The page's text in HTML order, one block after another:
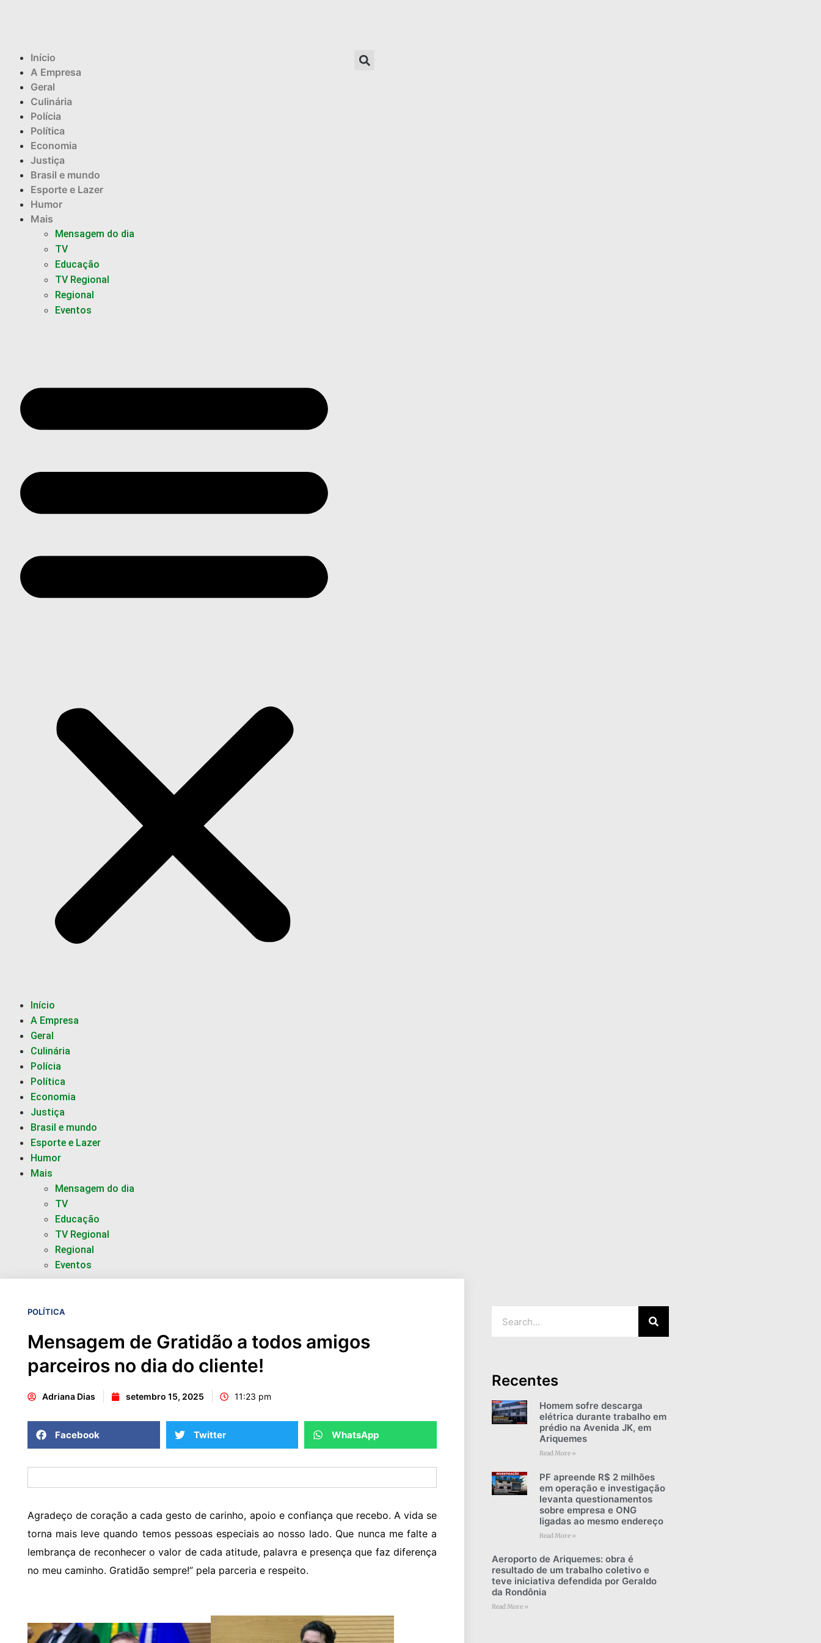
Início
A Empresa
Geral
Culinária
Polícia
Política
Economia
Justiça
Brasil e mundo
Esporte e Lazer
Humor
Mais
Mensagem do dia
TV
Educação
TV Regional
Regional
Eventos
Início
A Empresa
Geral
Culinária
Polícia
Política
Economia
Justiça
Brasil e mundo
Esporte e Lazer
Humor
Mais
Mensagem do dia
TV
Educação
TV Regional
Regional
Eventos
POLÍTICA
Mensagem de Gratidão a todos amigos
parceiros no dia do cliente!
Adriana Dias setembro 15, 2025 11:23 pm
Facebook Twitter WhatsApp
Agradeço de coração a cada gesto de carinho, apoio e confiança que recebo. A vida se
torna mais leve quando temos pessoas especiais ao nosso lado. Que nunca me falte a
lembrança de reconhecer o valor de cada atitude, palavra e presença que faz diferença
no meu caminho. Gratidão sempre!” pela parceria e respeito.
Recentes
Homem sofre descarga
elétrica durante trabalho em
prédio na Avenida JK, em
Ariquemes
Read More »
PF apreende R$ 2 milhões
em operação e investigação
levanta questionamentos
sobre empresa e ONG
ligadas ao mesmo endereço
Read More »
Aeroporto de Ariquemes: obra é
resultado de um trabalho coletivo e
teve iniciativa defendida por Geraldo
da Rondônia
Read More »